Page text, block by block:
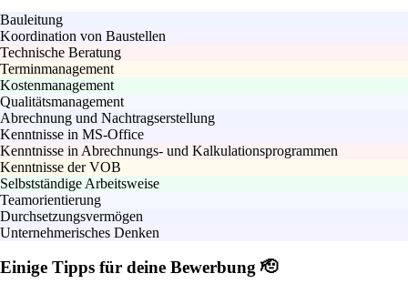
Bauleitung
Koordination von Baustellen
Technische Beratung
Terminmanagement
Kostenmanagement
Qualitätsmanagement
Abrechnung und Nachtragserstellung
Kenntnisse in MS-Office
Kenntnisse in Abrechnungs- und Kalkulationsprogrammen
Kenntnisse der VOB
Selbstständige Arbeitsweise
Teamorientierung
Durchsetzungsvermögen
Unternehmerisches Denken
Einige Tipps für deine Bewerbung 🫡